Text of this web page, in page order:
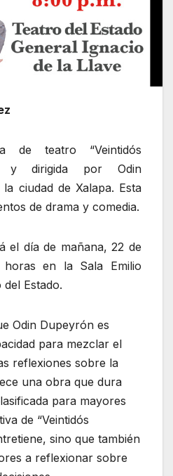
de teatro “Veintidós
y dirigida por Odin
ciudad de Xalapa. Esta
de drama y comedia.
el día de mañana, 22 de
en la Sala Emilio
Estado.
Odin Dupeyrón es
para mezclar el
reflexiones sobre la
una obra que dura
para mayores
de “Veintidós
sino que también
a reflexionar sobre